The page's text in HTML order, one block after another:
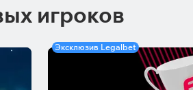
игроков
Эксклюзив Legalbet